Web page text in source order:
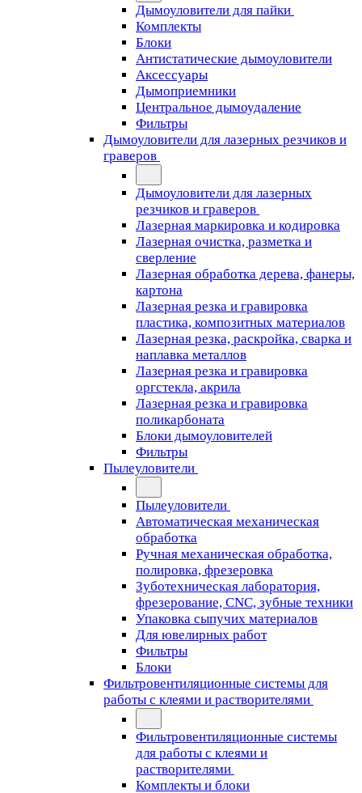
Дымоуловители для пайки
Комплекты
Блоки
Антистатические дымоуловители
Аксессуары
Дымоприемники
Центральное дымоудаление
Фильтры
Дымоуловители для лазерных резчиков и
граверов
Дымоуловители для лазерных
резчиков и граверов
Лазерная маркировка и кодировка
Лазерная очистка, разметка и
сверление
Лазерная обработка дерева, фанеры,
картона
Лазерная резка и гравировка
пластика, композитных материалов
Лазерная резка, раскройка, сварка и
наплавка металлов
Лазерная резка и гравировка
оргстекла, акрила
Лазерная резка и гравировка
поликарбоната
Блоки дымоуловителей
Фильтры
Пылеуловители
Пылеуловители
Автоматическая механическая
обработка
Ручная механическая обработка,
полировка, фрезеровка
Зуботехническая лаборатория,
фрезерование, CNC, зубные техники
Упаковка сыпучих материалов
Для ювелирных работ
Фильтры
Блоки
Фильтровентиляционные системы для
работы с клеями и растворителями
Фильтровентиляционные системы
для работы с клеями и
растворителями
Комплекты и блоки